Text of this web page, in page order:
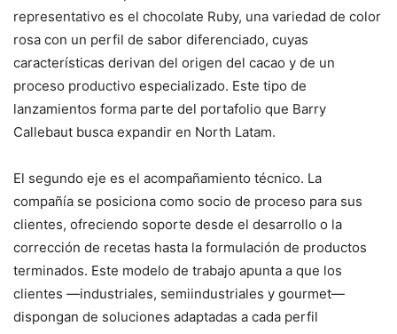
representativo es el chocolate Ruby, una variedad de color
rosa con un perfil de sabor diferenciado, cuyas
características derivan del origen del cacao y de un
proceso productivo especializado. Este tipo de
lanzamientos forma parte del portafolio que Barry
Callebaut busca expandir en North Latam.
El segundo eje es el acompañamiento técnico. La
compañía se posiciona como socio de proceso para sus
clientes, ofreciendo soporte desde el desarrollo o la
corrección de recetas hasta la formulación de productos
terminados. Este modelo de trabajo apunta a que los
clientes —industriales, semiindustriales y gourmet—
dispongan de soluciones adaptadas a cada perfil